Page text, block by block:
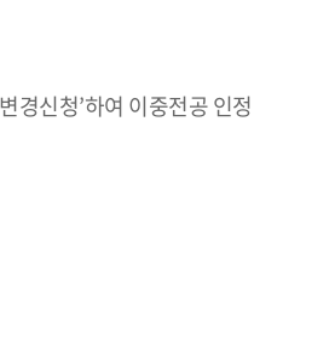
경신청’하여 이중전공 인정